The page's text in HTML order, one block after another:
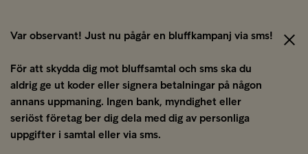
Var observant! Just nu pågår en bluffkampanj via sms!
För att skydda dig mot bluffsamtal och sms ska du
aldrig ge ut koder eller signera betalningar på någon
annans uppmaning. Ingen bank, myndighet eller
seriöst företag ber dig dela med dig av personliga
uppgifter i samtal eller via sms.